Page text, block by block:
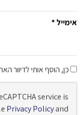
אימייל*
כן, הוסף אותי לדיוור
service is
Privacy Policyand